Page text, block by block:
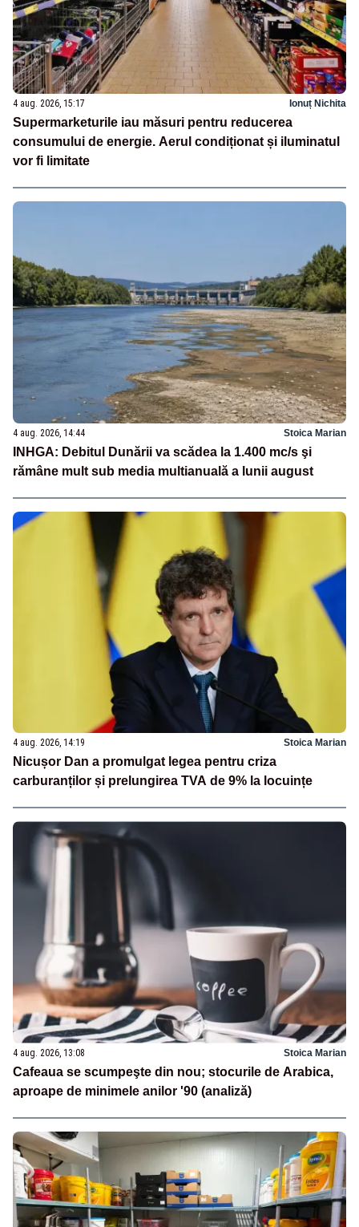
4 aug. 2026, 15:17 Ionuț Nichita
Supermarketurile iau măsuri pentru reducerea
consumului de energie. Aerul condiționat și iluminatul
vor fi limitate
4 aug. 2026, 14:44 Stoica Marian
INHGA: Debitul Dunării va scădea la 1.400 mc/s şi
rămâne mult sub media multianuală a lunii august
4 aug. 2026, 14:19 Stoica Marian
Nicușor Dan a promulgat legea pentru criza
carburanților și prelungirea TVA de 9% la locuințe
4 aug. 2026, 13:08 Stoica Marian
Cafeaua se scumpeşte din nou; stocurile de Arabica,
aproape de minimele anilor '90 (analiză)